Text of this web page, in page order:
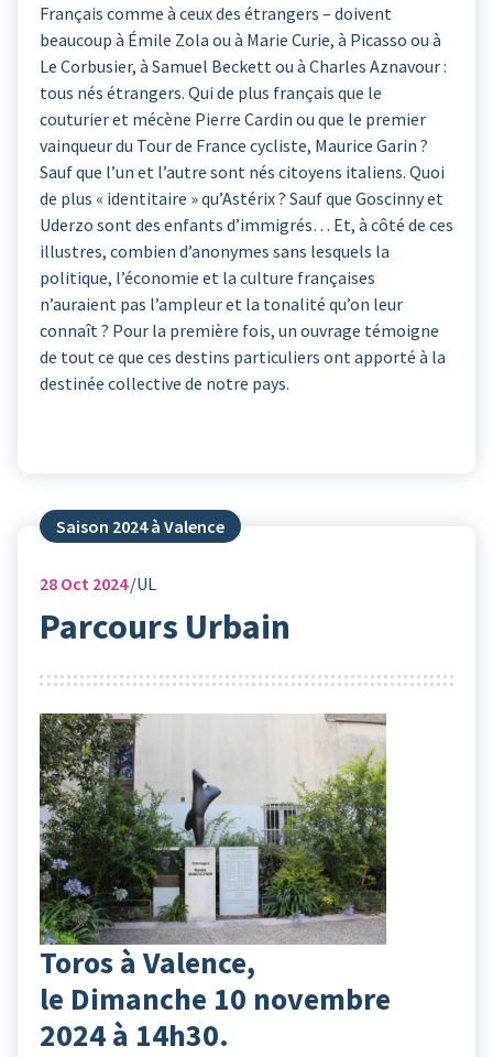
Français comme à ceux des étrangers – doivent
beaucoup à Émile Zola ou à Marie Curie, à Picasso ou à
Le Corbusier, à Samuel Beckett ou à Charles Aznavour :
tous nés étrangers. Qui de plus français que le
couturier et mécène Pierre Cardin ou que le premier
vainqueur du Tour de France cycliste, Maurice Garin ?
Sauf que l’un et l’autre sont nés citoyens italiens. Quoi
de plus « identitaire » qu’Astérix ? Sauf que Goscinny et
Uderzo sont des enfants d’immigrés… Et, à côté de ces
illustres, combien d’anonymes sans lesquels la
politique, l’économie et la culture françaises
n’auraient pas l’ampleur et la tonalité qu’on leur
connaît ? Pour la première fois, un ouvrage témoigne
de tout ce que ces destins particuliers ont apporté à la
destinée collective de notre pays.
Saison 2024 à Valence
28 Oct 2024 UL
Parcours Urbain
Toros à Valence,
le Dimanche 10 novembre
2024 à 14h30.